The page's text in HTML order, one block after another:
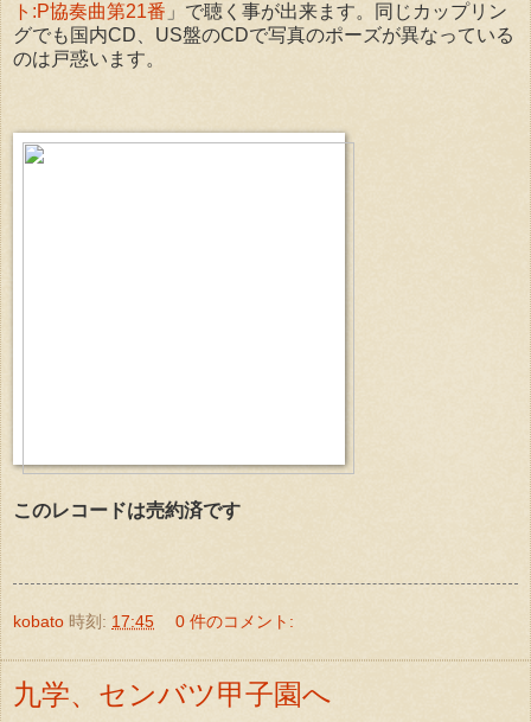
ト:P協奏曲第21番 」で聴く事が出来ます。同じカップリン
グでも国内CD、US盤のCDで写真のポーズが異なっている
のは戸惑います。
このレコードは売約済です
kobato 時刻: 17:45 0 件のコメント:
九学、センバツ甲子園へ